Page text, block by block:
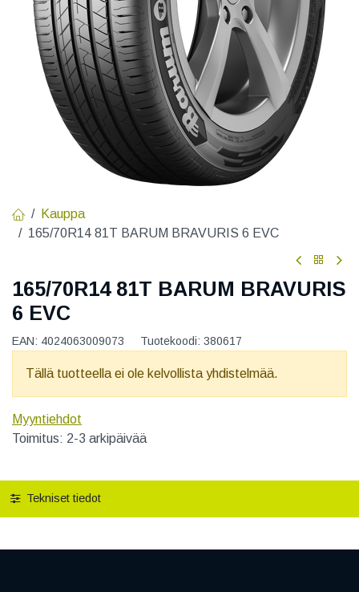
Kauppa
165/70R14 81T BARUM BRAVURIS 6 EVC
165/70R14 81T BARUM BRAVURIS
6 EVC
EAN: 4024063009073 Tuotekoodi: 380617
Tällä tuotteella ei ole kelvollista yhdistelmää.
Myyntiehdot
Toimitus: 2-3 arkipäivää
Tekniset tiedot